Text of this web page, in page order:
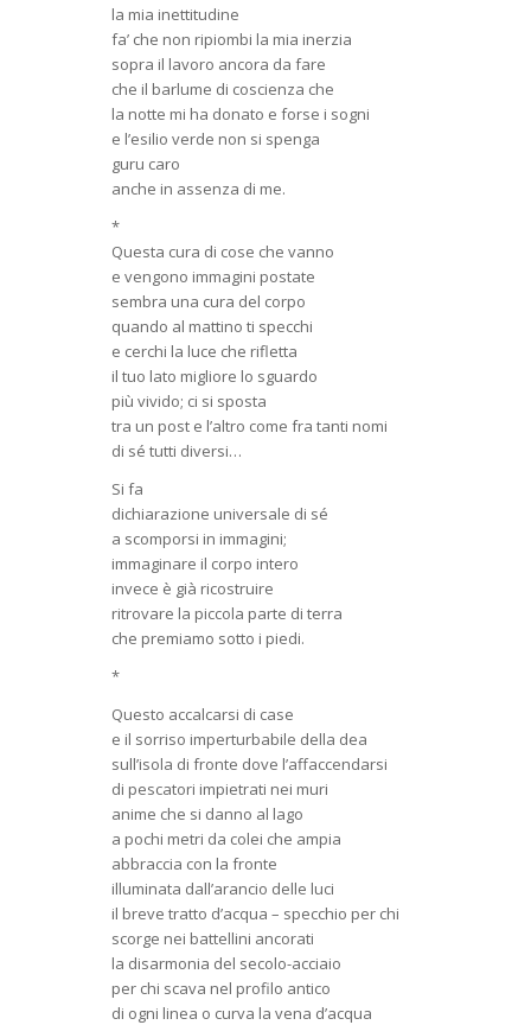
la mia inettitudine
fa’ che non ripiombi la mia inerzia
sopra il lavoro ancora da fare
che il barlume di coscienza che
la notte mi ha donato e forse i sogni
e l’esilio verde non si spenga
guru caro
anche in assenza di me.
*
Questa cura di cose che vanno
e vengono immagini postate
sembra una cura del corpo
quando al mattino ti specchi
e cerchi la luce che rifletta
il tuo lato migliore lo sguardo
più vivido; ci si sposta
tra un post e l’altro come fra tanti nomi
di sé tutti diversi…
Si fa
dichiarazione universale di sé
a scomporsi in immagini;
immaginare il corpo intero
invece è già ricostruire
ritrovare la piccola parte di terra
che premiamo sotto i piedi.
*
Questo accalcarsi di case
e il sorriso imperturbabile della dea
sull’isola di fronte dove l’affaccendarsi
di pescatori impietrati nei muri
anime che si danno al lago
a pochi metri da colei che ampia
abbraccia con la fronte
illuminata dall’arancio delle luci
il breve tratto d’acqua – specchio per chi
scorge nei battellini ancorati
la disarmonia del secolo-acciaio
per chi scava nel profilo antico
di ogni linea o curva la vena d’acqua